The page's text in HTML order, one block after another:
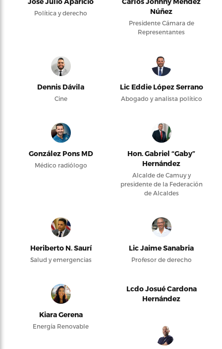
Política y derecho
Núñez
Presidente Cámara de
Representantes
Dennis Dávila
Cine
Lic Eddie López Serrano
Abogado y analista político
González Pons MD
Médico radiólogo
Hon. Gabriel “Gaby”
Hernández
Alcalde de Camuy y
presidente de la Federación
de Alcaldes
Heriberto N. Saurí
Salud y emergencias
Lic Jaime Sanabria
Profesor de derecho
Kiara Gerena
Energía Renovable
Lcdo Josué Cardona
Hernández